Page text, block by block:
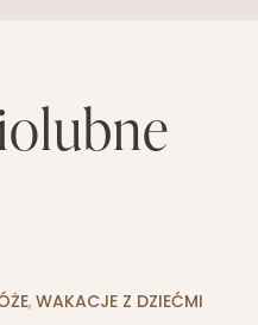
OSOBISTY
WÓZKI DZIECIĘCE
, WAKACJE Z DZIEĆMI